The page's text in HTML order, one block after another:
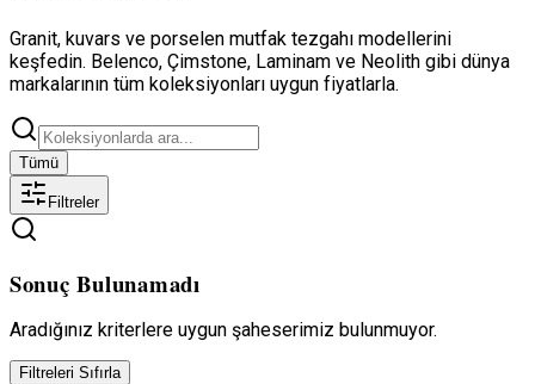
Granit, kuvars ve porselen mutfak tezgahı modellerini
keşfedin. Belenco, Çimstone, Laminam ve Neolith gibi dünya
markalarının tüm koleksiyonları uygun fiyatlarla.
Tümü
Filtreler
Sonuç Bulunamadı
Aradığınız kriterlere uygun şaheserimiz bulunmuyor.
Filtreleri Sıfırla